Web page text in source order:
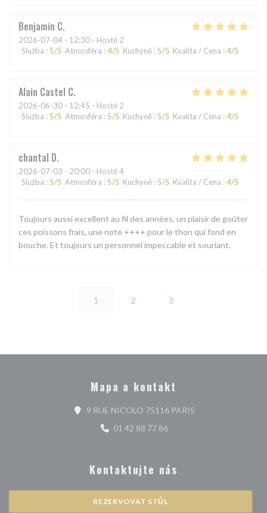
Benjamin C
2026-07-04 - 12:30 - Hosté 2
Služba : 5/5 Atmosféra : 4/5 Kuchyně : 5/5 Kvalita / Cena : 4/5
Alain Castel C
2026-06-30 - 12:45 - Hosté 2
Služba : 5/5 Atmosféra : 5/5 Kuchyně : 5/5 Kvalita / Cena : 4/5
chantal D
2026-07-03 - 20:00 - Hosté 4
Služba : 5/5 Atmosféra : 5/5 Kuchyně : 5/5 Kvalita / Cena : 4/5
Toujours aussi excellent au fil des années, un plaisir de goûter
ces poissons frais, une note ++++ pour le thon qui fond en
bouche. Et toujours un personnel impeccable et souriant.
1 2 3
Mapa a kontakt
9 RUE NICOLO 75116 PARIS((otevře se v
01 42 88 77 86
Kontaktujte nás
REZERVOVAT STŮL